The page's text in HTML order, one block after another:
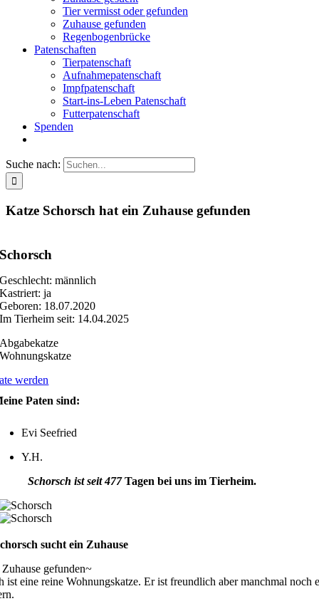
Tier vermisst oder gefunden
Zuhause gefunden
Regenbogenbrücke
Patenschaften
Tierpatenschaft
Aufnahmepatenschaft
Impfpatenschaft
Start-ins-Leben Patenschaft
Futterpatenschaft
Spenden
Suche nach:
Katze Schorsch hat ein Zuhause gefunden
Schorsch
Geschlecht: männlich
Kastriert: ja
Geboren: 18.07.2020
Im Tierheim seit: 14.04.2025
Abgabekatze
Wohnungskatze
werden
Paten sind:
Evi Seefried
Y.H.
Schorsch ist seit 477Tagen bei uns im Tierheim.
sucht ein Zuhause
gefunden~
ist eine reine Wohnungskatze. Er ist freundlich aber manchmal noch